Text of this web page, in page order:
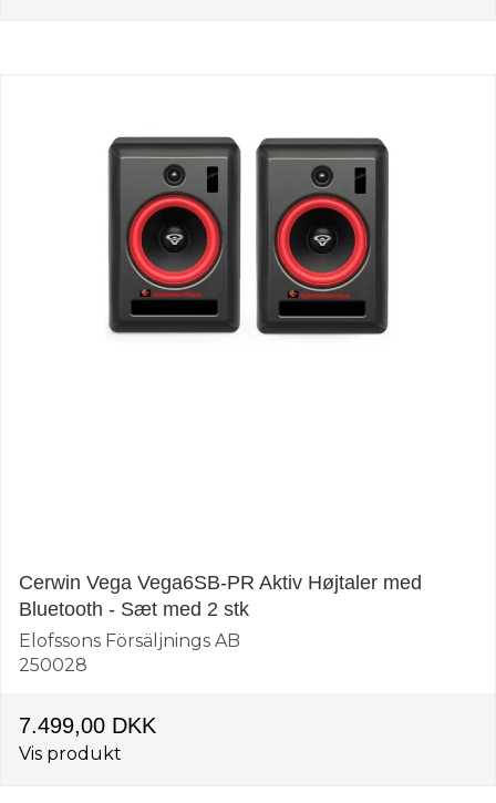
Cerwin Vega Vega6SB-PR Aktiv Højtaler med
Bluetooth - Sæt med 2 stk
Elofssons Försäljnings AB
250028
7.499,00 DKK
Vis produkt